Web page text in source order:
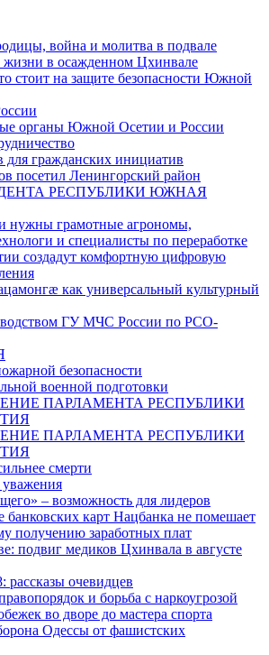
война и молитва в подвале
жизни в осажденном Цхинвале
стоит на защите безопасности Южной
органы Южной Осетии и России
для гражданских инициатив
посетил Ленингорский район
РЕСПУБЛИКИ ЮЖНАЯ
грамотные агрономы,
и специалисты по переработке
создадут комфортную цифровую
как универсальный культурный
ГУ МЧС России по РСО-
безопасности
военной подготовки
ПАРЛАМЕНТА РЕСПУБЛИКИ
ПАРЛАМЕНТА РЕСПУБЛИКИ
смерти
– возможность для лидеров
банковских карт Нацбанка не помешает
получению заработных плат
подвиг медиков Цхинвала в августе
рассказы очевидцев
и борьба с наркоугрозой
во дворе до мастера спорта
Одессы от фашистских